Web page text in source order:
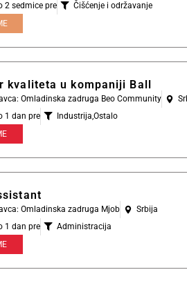
2 sedmice pre
Čišćenje i održavanje
kvaliteta u kompaniji Ball
Omladinska zadruga Beo Community
1 dan pre
Industrija,Ostalo
Omladinska zadruga Mjob
Srbija
1 dan pre
Administracija